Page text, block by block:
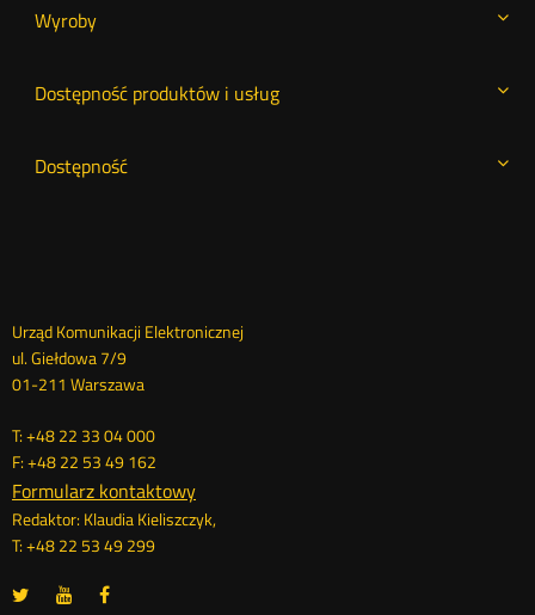
Wyroby
Dostępność produktów i usług
Dostępność
Dane
kontaktowe
Urząd Komunikacji Elektronicznej
ul. Giełdowa 7/9
01-211 Warszawa
T: +48 22 33 04 000
F: +48 22 53 49 162
Formularz kontaktowy
Redaktor: Klaudia Kieliszczyk,
T: +48 22 53 49 299
UKE
OtwórzUKE
Otwórz